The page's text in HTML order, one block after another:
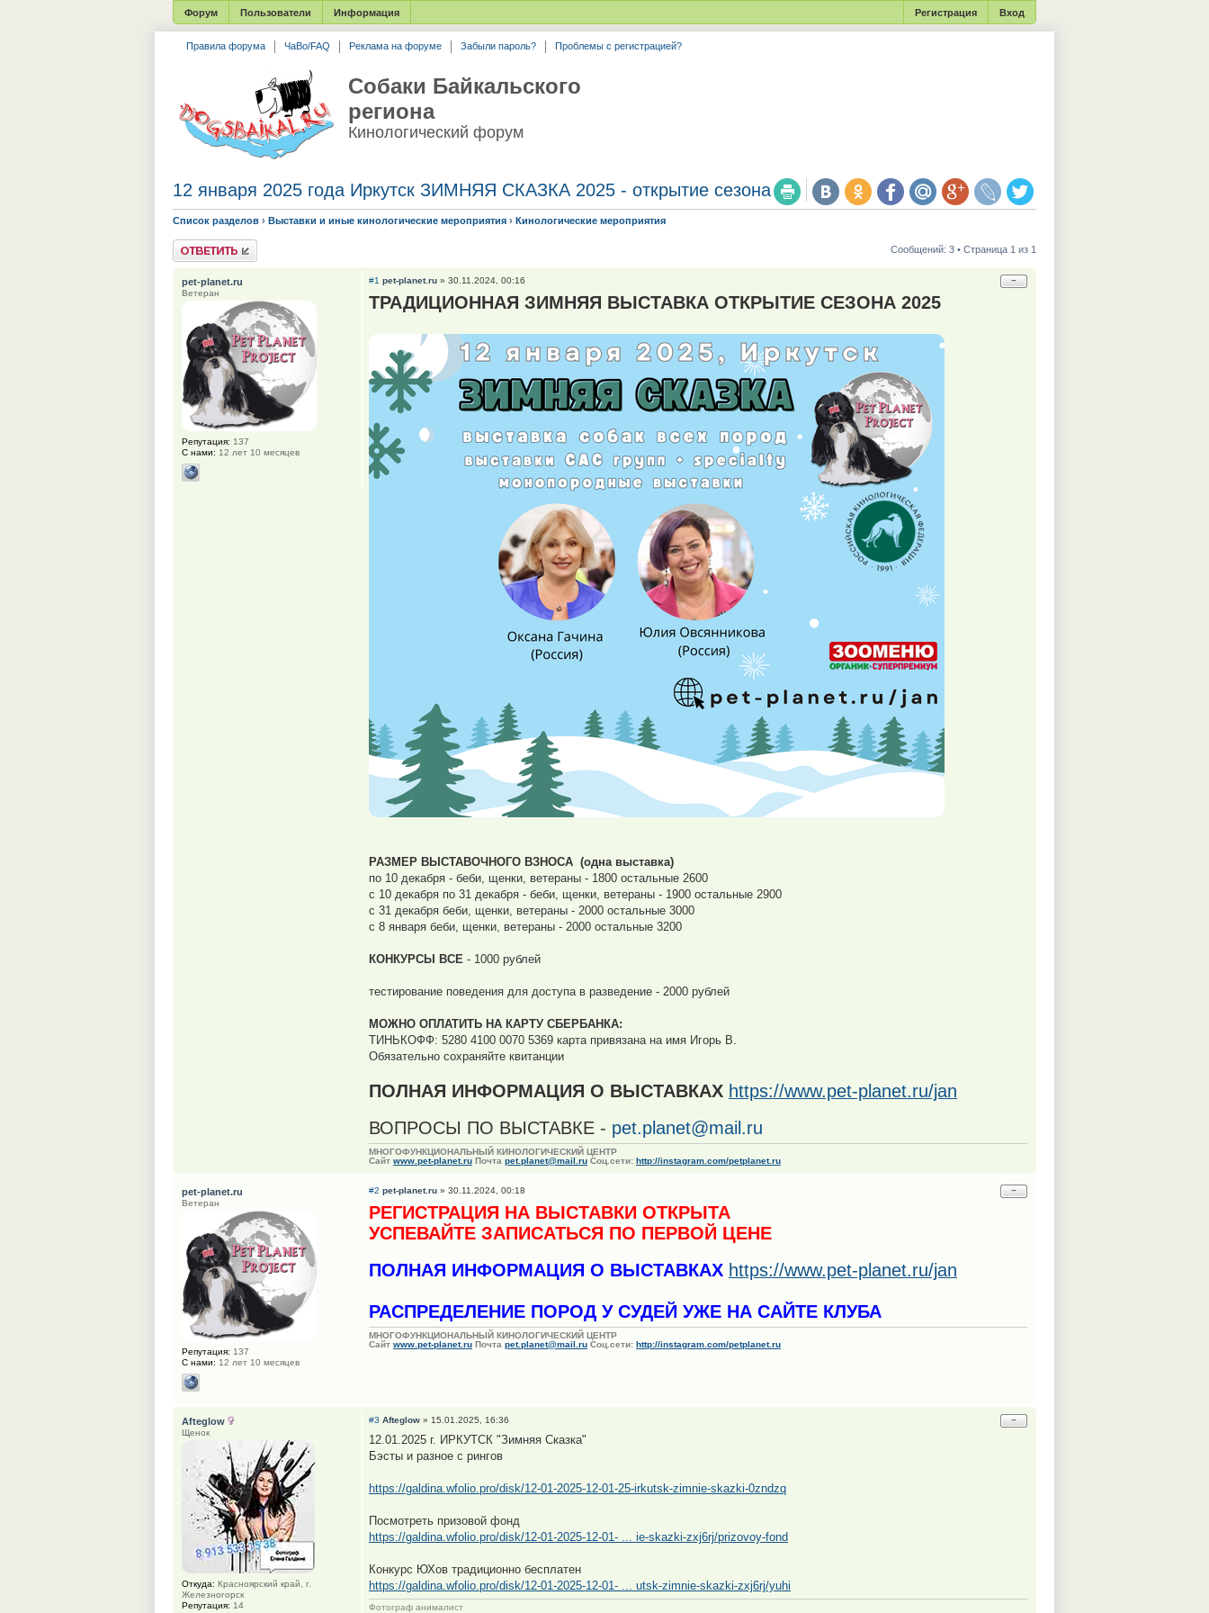
Форум Пользователи Информация Вход
Регистрация
Правила форума ЧаВо/FAQ Реклама на форуме Забыли пароль? Проблемы с регистрацией?
Собаки Байкальского
региона
Кинологический форум
12 января 2025 года Иркутск ЗИМНЯЯ СКАЗКА 2025 - открытие сезона
Список разделов › Выставки и иные кинологические мероприятия › Кинологические мероприятия
Ответить Сообщений: 3 • Страница 1 из 1
−
#1 pet-planet.ru » 30.11.2024, 00:16
ТРАДИЦИОННАЯ ЗИМНЯЯ ВЫСТАВКА ОТКРЫТИЕ СЕЗОНА 2025
РАЗМЕР ВЫСТАВОЧНОГО ВЗНОСА (одна выставка)
по 10 декабря - беби, щенки, ветераны - 1800 остальные 2600
с 10 декабря по 31 декабря - беби, щенки, ветераны - 1900 остальные 2900
с 31 декабря беби, щенки, ветераны - 2000 остальные 3000
с 8 января беби, щенки, ветераны - 2000 остальные 3200
КОНКУРСЫ ВСЕ - 1000 рублей
тестирование поведения для доступа в разведение - 2000 рублей
МОЖНО ОПЛАТИТЬ НА КАРТУ СБЕРБАНКА:
ТИНЬКОФФ: 5280 4100 0070 5369 карта привязана на имя Игорь В.
Обязательно сохраняйте квитанции
​ПОЛНАЯ ИНФОРМАЦИЯ О ВЫСТАВКАХ https://www.pet-planet.ru/jan
ВОПРОСЫ ПО ВЫСТАВКЕ - pet.planet@mail.ru
МНОГОФУНКЦИОНАЛЬНЫЙ КИНОЛОГИЧЕСКИЙ ЦЕНТР
Сайт www.pet-planet.ru Почта pet.planet@mail.ru Соц.сети: http://instagram.com/petplanet.ru
pet-planet.ru
Ветеран
Репутация: 137
С нами: 12 лет 10 месяцев
−
#2 pet-planet.ru » 30.11.2024, 00:18
РЕГИСТРАЦИЯ НА ВЫСТАВКИ ОТКРЫТА
УСПЕВАЙТЕ ЗАПИСАТЬСЯ ПО ПЕРВОЙ ЦЕНЕ
ПОЛНАЯ ИНФОРМАЦИЯ О ВЫСТАВКАХ https://www.pet-planet.ru/jan
РАСПРЕДЕЛЕНИЕ ПОРОД У СУДЕЙ УЖЕ НА САЙТЕ КЛУБА
МНОГОФУНКЦИОНАЛЬНЫЙ КИНОЛОГИЧЕСКИЙ ЦЕНТР
Сайт www.pet-planet.ru Почта pet.planet@mail.ru Соц.сети: http://instagram.com/petplanet.ru
pet-planet.ru
Ветеран
Репутация: 137
С нами: 12 лет 10 месяцев
−
#3 Afteglow » 15.01.2025, 16:36
12.01.2025 г. ИРКУТСК "Зимняя Сказка"
Бэсты и разное с рингов
https://galdina.wfolio.pro/disk/12-01-2025-12-01-25-irkutsk-zimnie-skazki-0zndzq
Посмотреть призовой фонд
https://galdina.wfolio.pro/disk/12-01-2025-12-01- ... ie-skazki-zxj6rj/prizovoy-fond
Конкурс ЮХов традиционно бесплатен
https://galdina.wfolio.pro/disk/12-01-2025-12-01- ... utsk-zimnie-skazki-zxj6rj/yuhi
Фотограф анималист
Afteglow
Щенок
Откуда: Красноярский край, г.
Железногорск
Репутация: 14